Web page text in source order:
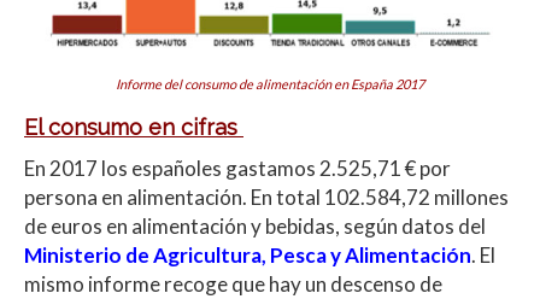
Informe del consumo de alimentación en España 2017
El consumo en cifras
En 2017 los españoles gastamos 2.525,71 € por
persona en alimentación. En total 102.584,72 millones
de euros en alimentación y bebidas, según datos del
Ministerio de Agricultura, Pesca y Alimentación. El
mismo informe recoge que hay un descenso de